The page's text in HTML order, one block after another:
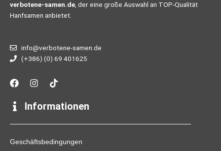
verbotene-samen.de , der eine große Auswahl an TOP-Qualität
Hanfsamen anbietet.
info@verbotene-samen.de
(+386) (0) 69 401625
F
a
e
b
o
k
I
n
t
g
a
T
i
t
k
Informationen
Geschäftsbedingungen